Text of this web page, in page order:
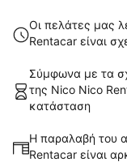
Οι πελάτες μας
Rentacar είναι
Σύμφωνα με τα
της Nico Nico
κατάσταση
Η παραλαβή του
Rentacar είναι